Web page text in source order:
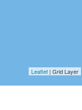
Leaflet | Grid Layer